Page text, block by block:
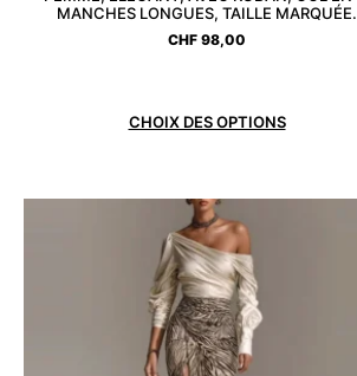
MANCHES LONGUES, TAILLE MARQUÉE.
CHF 98,00
CHOIX DES OPTIONS